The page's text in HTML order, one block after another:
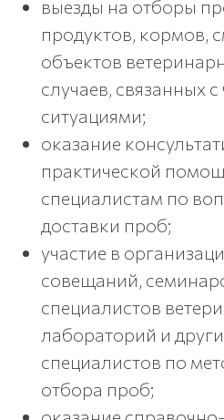
выезды на отборы
продуктов, кормов,
объектов
случаев, связанных
ситуациями;
оказание
практической
специалистам по
доставки проб;
участие в
совещаний,
специалистов
лабораторий и
специалистов по
отбора проб;